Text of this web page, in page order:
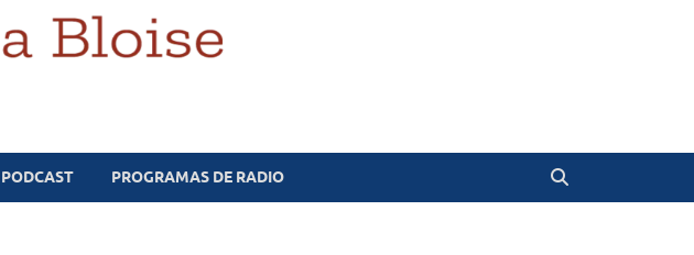
PODCAST PROGRAMAS DE RADIO